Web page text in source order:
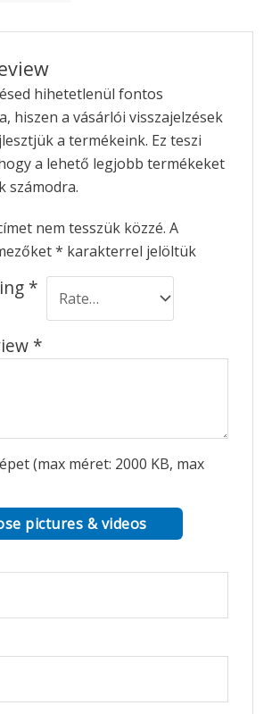
hihetetlenül fontos
hiszen a vásárlói visszajelzések
a termékeink. Ez teszi
a lehető legjobb termékeket
számodra.
nem tesszük közzé. A
* karakterrel jelöltük
*
*
(max méret: 2000 KB, max
pictures & videos